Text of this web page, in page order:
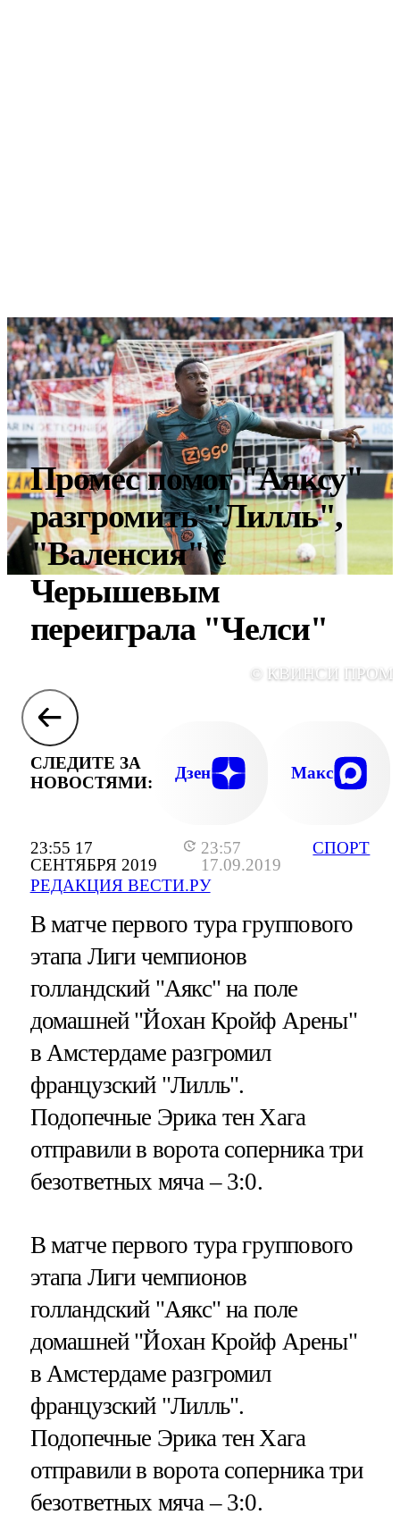
23:55 17
СЕНТЯБРЯ 2019
23:57
17.09.2019
РЕДАКЦИЯ ВЕСТИ.РУ
СПОРТ
Промес помог "Аяксу"
разгромить "Лилль",
"Валенсия" с
Черышевым
переиграла "Челси"
© КВИНСИ
СЛЕДИТЕ ЗА
НОВОСТЯМИ:
Дзен Макс
В матче первого тура группового
этапа Лиги чемпионов
голландский "Аякс" на поле
домашней "Йохан Кройф Арены"
в Амстердаме разгромил
французский "Лилль".
Подопечные Эрика тен Хага
отправили в ворота соперника три
безответных мяча – 3:0.
В матче первого тура группового
этапа Лиги чемпионов
голландский "Аякс" на поле
домашней "Йохан Кройф Арены"
в Амстердаме разгромил
французский "Лилль".
Подопечные Эрика тен Хага
отправили в ворота соперника три
безответных мяча – 3:0.